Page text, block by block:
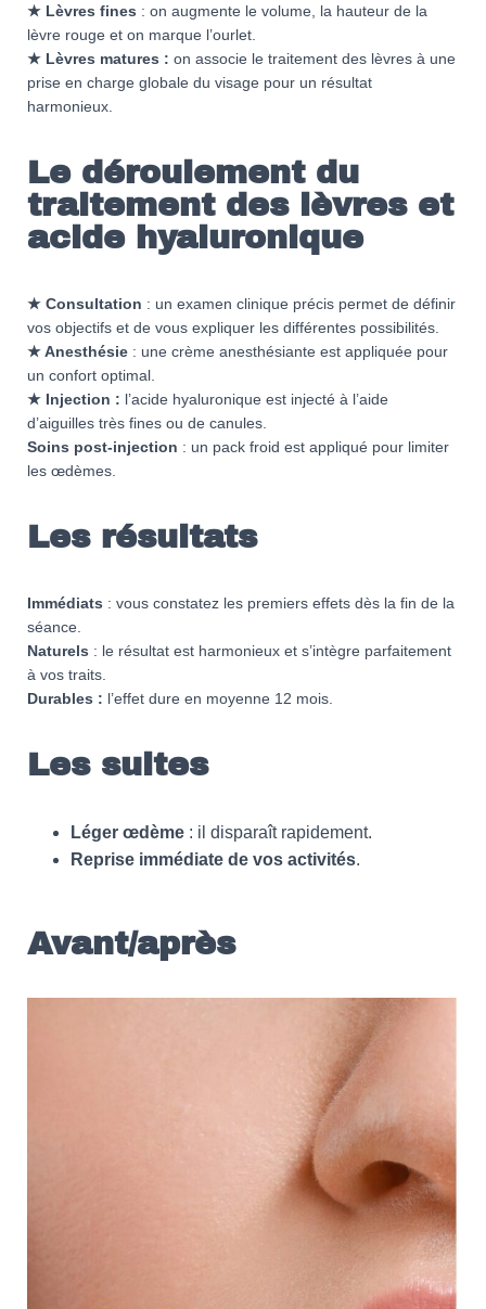
★ Lèvres fines : on augmente le volume, la hauteur de la
lèvre rouge et on marque l’ourlet.
★ Lèvres matures : on associe le traitement des lèvres à une
prise en charge globale du visage pour un résultat
harmonieux.
Le déroulement du
traitement des lèvres et
acide hyaluronique
★ Consultation : un examen clinique précis permet de définir
vos objectifs et de vous expliquer les différentes possibilités.
★ Anesthésie : une crème anesthésiante est appliquée pour
un confort optimal.
★ Injection : l’acide hyaluronique est injecté à l’aide
d’aiguilles très fines ou de canules.
Soins post-injection : un pack froid est appliqué pour limiter
les œdèmes.
Les résultats
Immédiats : vous constatez les premiers effets dès la fin de la
séance.
Naturels : le résultat est harmonieux et s’intègre parfaitement
à vos traits.
Durables : l’effet dure en moyenne 12 mois.
Les suites
Léger œdème : il disparaît rapidement.
Reprise immédiate de vos activités.
Avant/après